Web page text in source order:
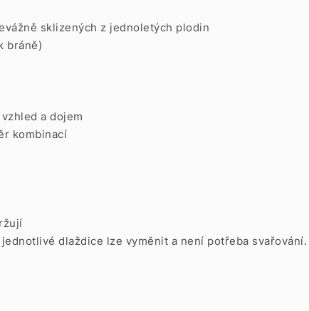
sklizených z jednoletých plodin
bráně)
a dojem
kombinací
dlaždice lze vyměnit a není potřeba svařování.